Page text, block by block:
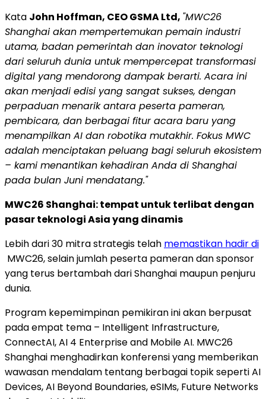
Kata John Hoffman, CEO GSMA Ltd, "MWC26
Shanghai akan mempertemukan pemain industri
utama, badan pemerintah dan inovator teknologi
dari seluruh dunia untuk mempercepat transformasi
digital yang mendorong dampak berarti. Acara ini
akan menjadi edisi yang sangat sukses, dengan
perpaduan menarik antara peserta pameran,
pembicara, dan berbagai fitur acara baru yang
menampilkan AI dan robotika mutakhir. Fokus MWC
adalah menciptakan peluang bagi seluruh ekosistem
– kami menantikan kehadiran Anda di Shanghai
pada bulan Juni mendatang."
MWC26 Shanghai: tempat untuk terlibat dengan
pasar teknologi Asia yang dinamis
Lebih dari 30 mitra strategis telah memastikan hadir di
MWC26, selain jumlah peserta pameran dan sponsor
yang terus bertambah dari Shanghai maupun penjuru
dunia.
Program kepemimpinan pemikiran ini akan berpusat
pada empat tema – Intelligent Infrastructure,
ConnectAI, AI 4 Enterprise and Mobile AI. MWC26
Shanghai menghadirkan konferensi yang memberikan
wawasan mendalam tentang berbagai topik seperti AI
Devices, AI Beyond Boundaries, eSIMs, Future Networks